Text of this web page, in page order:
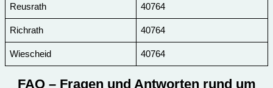
Reusrath 40764
Richrath 40764
Wiescheid 40764
FAQ – Fragen und Antworten rund um